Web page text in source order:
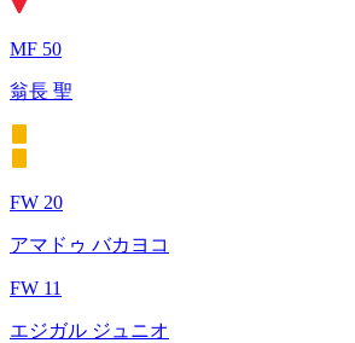
MF 50
翁長 聖
FW 20
アマドゥ バカヨコ
FW 11
エジガル ジュニオ